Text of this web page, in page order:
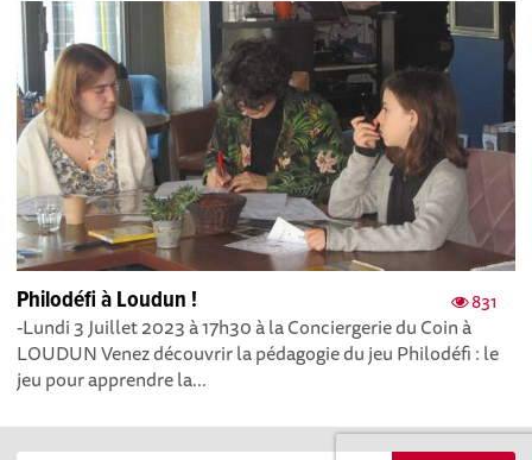
831
Philodéfi à Loudun !
-Lundi 3 Juillet 2023 à 17h30 à la Conciergerie du Coin à
LOUDUN Venez découvrir la pédagogie du jeu Philodéfi : le
jeu pour apprendre la...